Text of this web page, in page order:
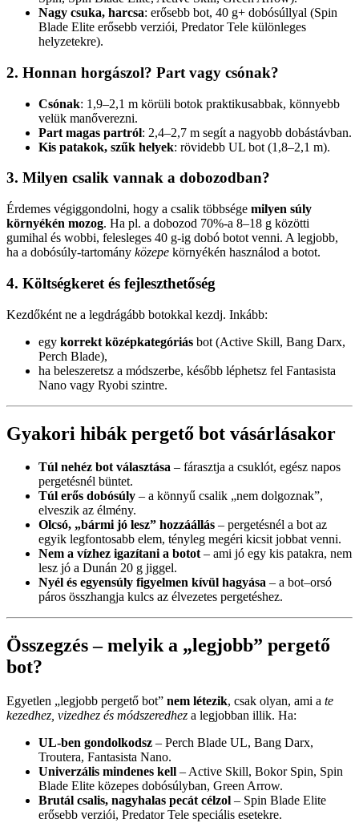
Nagy csuka, harcsa: erősebb bot, 40 g+ dobósúllyal (Spin
Blade Elite erősebb verziói, Predator Tele különleges
helyzetekre).
2. Honnan horgászol? Part vagy csónak?
Csónak: 1,9–2,1 m körüli botok praktikusabbak, könnyebb
velük manőverezni.
Part magas partról: 2,4–2,7 m segít a nagyobb dobástávban.
Kis patakok, szűk helyek: rövidebb UL bot (1,8–2,1 m).
3. Milyen csalik vannak a dobozodban?
Érdemes végiggondolni, hogy a csalik többsége milyen súly
környékén mozog. Ha pl. a dobozod 70%-a 8–18 g közötti
gumihal és wobbi, felesleges 40 g-ig dobó botot venni. A legjobb,
ha a dobósúly-tartomány közepe környékén használod a botot.
4. Költségkeret és fejleszthetőség
Kezdőként ne a legdrágább botokkal kezdj. Inkább:
egy korrekt középkategóriás bot (Active Skill, Bang Darx,
Perch Blade),
ha beleszeretsz a módszerbe, később léphetsz fel Fantasista
Nano vagy Ryobi szintre.
Gyakori hibák pergető bot vásárlásakor
Túl nehéz bot választása – fárasztja a csuklót, egész napos
pergetésnél büntet.
Túl erős dobósúly – a könnyű csalik „nem dolgoznak”,
elveszik az élmény.
Olcsó, „bármi jó lesz” hozzáállás – pergetésnél a bot az
egyik legfontosabb elem, tényleg megéri kicsit jobbat venni.
Nem a vízhez igazítani a botot– ami jó egy kis patakra, nem
lesz jó a Dunán 20 g jiggel.
Nyél és egyensúly figyelmen kívül hagyása – a bot–orsó
páros összhangja kulcs az élvezetes pergetéshez.
Összegzés – melyik a „legjobb” pergető
bot?
Egyetlen „legjobb pergető bot” nem létezik, csak olyan, ami a te
kezedhez, vizedhez és módszeredhez a legjobban illik. Ha:
UL-ben gondolkodsz – Perch Blade UL, Bang Darx,
Troutera, Fantasista Nano.
Univerzális mindenes kell – Active Skill, Bokor Spin, Spin
Blade Elite közepes dobósúlyban, Green Arrow.
Brutál csalis, nagyhalas pecát célzol – Spin Blade Elite
erősebb verziói, Predator Tele speciális esetekre.